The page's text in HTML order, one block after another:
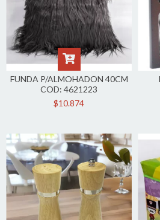
FUNDA P/ALMOHADON 40CM
COD: 4621223
$10.874